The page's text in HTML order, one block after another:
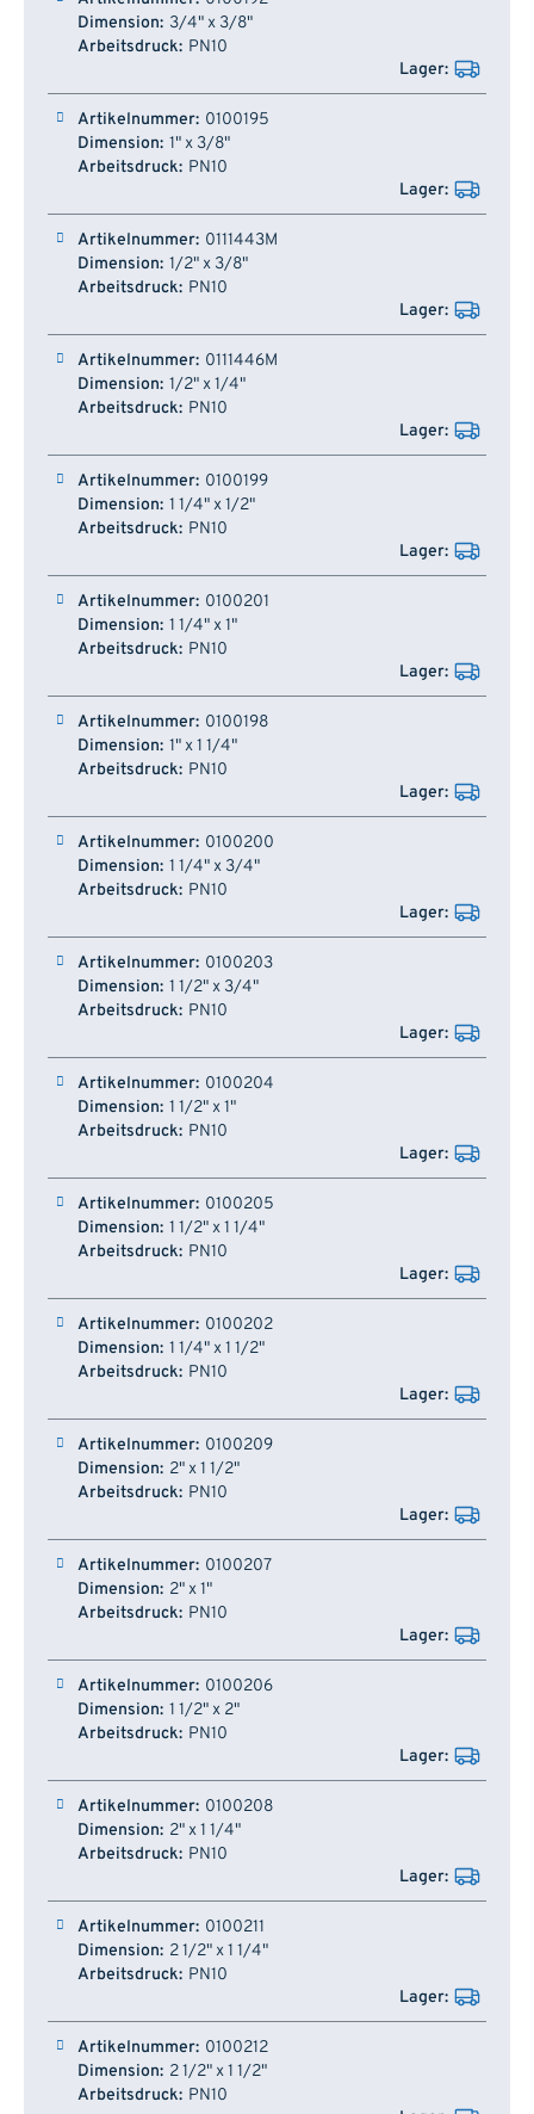
3/4" x 3/8"
PN10
0100195
1" x 3/8"
PN10
0111443M
1/2" x 3/8"
PN10
0111446M
1/2" x 1/4"
PN10
0100199
1 1/4" x 1/2"
PN10
0100201
1 1/4" x 1"
PN10
0100198
1" x 1 1/4"
PN10
0100200
1 1/4" x 3/4"
PN10
0100203
1 1/2" x 3/4"
PN10
0100204
1 1/2" x 1"
PN10
0100205
1 1/2" x 1 1/4"
PN10
0100202
1 1/4" x 1 1/2"
PN10
0100209
2" x 1 1/2"
PN10
0100207
2" x 1"
PN10
0100206
1 1/2" x 2"
PN10
0100208
2" x 1 1/4"
PN10
0100211
2 1/2" x 1 1/4"
PN10
0100212
2 1/2" x 1 1/2"
PN10